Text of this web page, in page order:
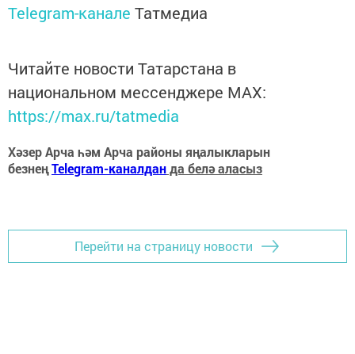
Telegram-канале Татмедиа
Читайте новости Татарстана в
национальном мессенджере MАХ:
https://max.ru/tatmedia
Хәзер Арча һәм Арча районы яңалыкларын
безнеңTelegram-каналданда белә аласыз
Перейти на страницу новости